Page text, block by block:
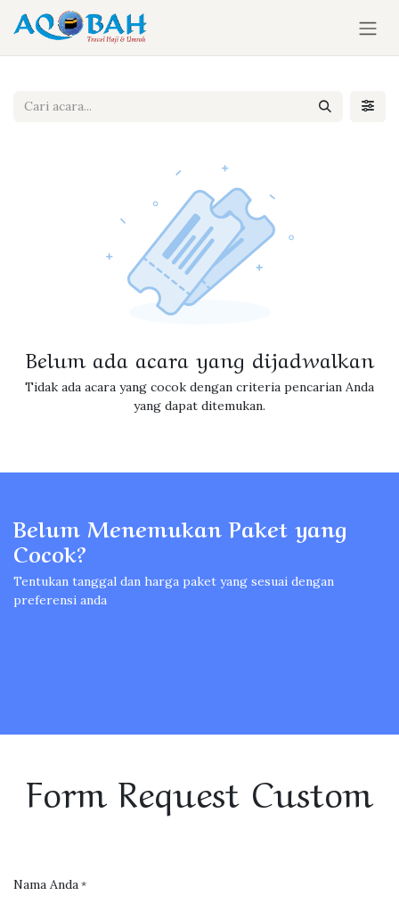
Skip ke Konten
Belum ada acara yang dijadwalkan
Tidak ada acara yang cocok dengan criteria pencarian Anda
yang dapat ditemukan.
Belum Menemukan Paket yang
Cocok?
Tentukan tanggal dan harga paket yang sesuai dengan
preferensi anda
Form Request Custom
Nama Anda *